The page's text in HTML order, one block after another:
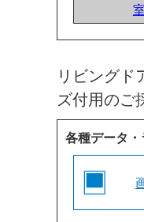
リビング
ズ付用のご
各種データ